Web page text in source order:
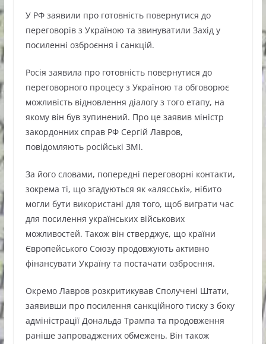
У РФ заявили про готовність повернутися до
переговорів з Україною та звинуватили Захід у
посиленні озброєння і санкцій.
Росія заявила про готовність повернутися до
переговорного процесу з Україною та обговорює
можливість відновлення діалогу з того етапу, на
якому він був зупинений. Про це заявив міністр
закордонних справ РФ Сергій Лавров,
повідомляють російські ЗМІ.
За його словами, попередні переговорні контакти,
зокрема ті, що згадуються як «алясські», нібито
могли бути використані для того, щоб виграти час
для посилення українських військових
можливостей. Також він стверджує, що країни
Європейського Союзу продовжують активно
фінансувати Україну та постачати озброєння.
Окремо Лавров розкритикував Сполучені Штати,
заявивши про посилення санкційного тиску з боку
адміністрації Дональда Трампа та продовження
раніше запроваджених обмежень. Він також